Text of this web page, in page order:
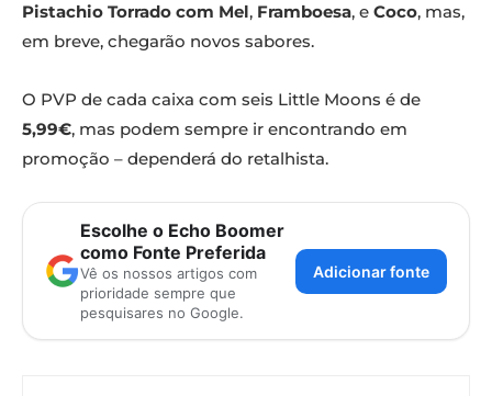
Pistachio Torrado com Mel, Framboesa, e Coco, mas,
em breve, chegarão novos sabores.
O PVP de cada caixa com seis Little Moons é de
5,99€, mas podem sempre ir encontrando em
promoção – dependerá do retalhista.
Escolhe o Echo Boomer
como Fonte Preferida
Vê os nossos artigos com
prioridade sempre que
pesquisares no Google.
Adicionar fonte